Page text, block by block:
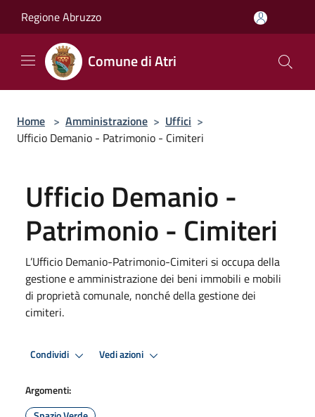
Regione Abruzzo
Comune di Atri
Home > Amministrazione > Uffici >
Ufficio Demanio - Patrimonio - Cimiteri
Ufficio Demanio -
Patrimonio - Cimiteri
L’Ufficio Demanio-Patrimonio-Cimiteri si occupa della
gestione e amministrazione dei beni immobili e mobili
di proprietà comunale, nonché della gestione dei
cimiteri.
Condividi Vedi azioni
Argomenti: